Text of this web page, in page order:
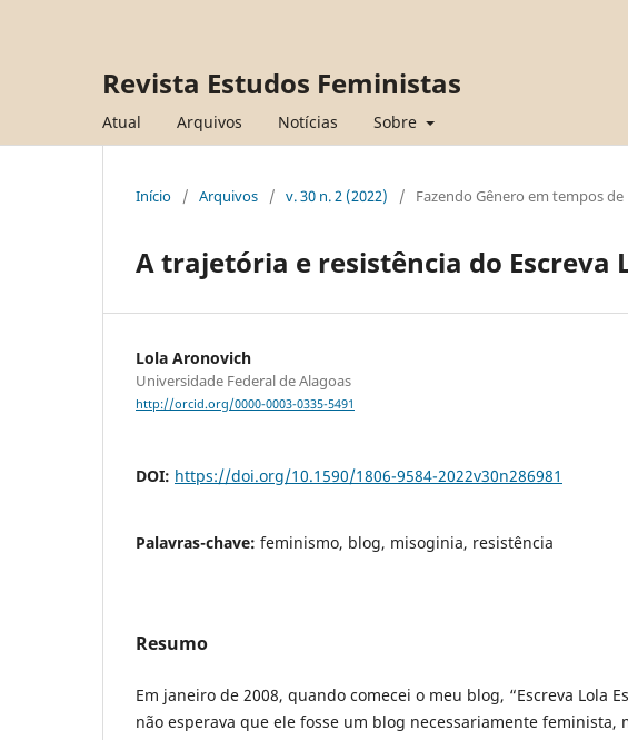
Revista Estudos Feministas
Atual Arquivos Notícias Sobre
Início / Arquivos / v. 30 n. 2 (2022) / Fazendo Gênero em tempos
A trajetória e resistência do Escreva
Lola Aronovich
Universidade Federal de Alagoas
http://orcid.org/0000-0003-0335-5491
DOI: https://doi.org/10.1590/1806-9584-2022v30n286981
Palavras-chave: feminismo, blog, misoginia, resistência
Resumo
Em janeiro de 2008, quando comecei o meu blog, “Escreva Lola
não esperava que ele fosse um blog necessariamente feminista,